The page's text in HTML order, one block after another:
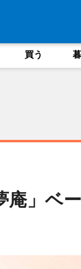
買う
庵」ベ